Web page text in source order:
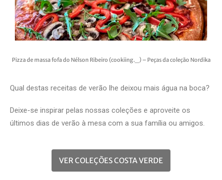
Pizza de massa fofa do Nélson Ribeiro (cookiing._) – Peças da coleção Nordika
Qual destas receitas de verão lhe deixou mais água na boca?
Deixe-se inspirar pelas nossas coleções e aproveite os
últimos dias de verão à mesa com a sua família ou amigos.
VER COLEÇÕES COSTA VERDE